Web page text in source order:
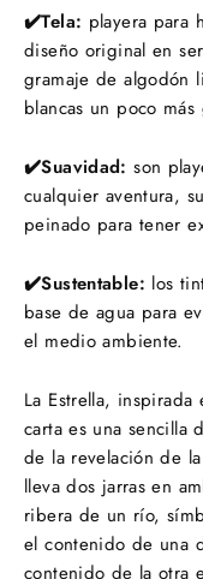
✔️Tela: playera para
diseño original en
gramaje de algodón
blancas un poco
✔️Suavidad: son
cualquier aventura,
peinado para tener
✔️Sustentable: los
base de agua para
el medio ambiente.
La Estrella,
carta es una sencilla
de la revelación de
lleva dos jarras en
ribera de un río,
el contenido de una
contenido de la otra